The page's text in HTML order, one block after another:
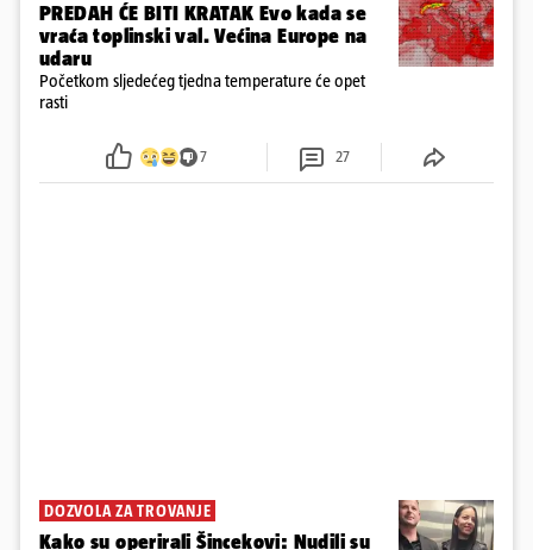
PREDAH ĆE BITI KRATAK Evo kada se
vraća toplinski val. Većina Europe na
udaru
Početkom sljedećeg tjedna temperature će opet
rasti
7 27
DOZVOLA ZA TROVANJE
Kako su operirali Šincekovi: Nudili su